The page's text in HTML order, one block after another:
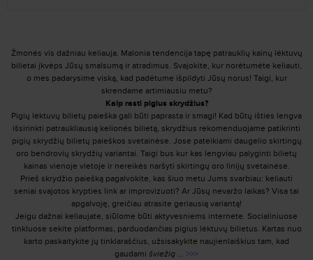
Žmonės vis dažniau keliauja. Malonia tendencija tapę patrauklių kainų lėktuvų
bilietai įkvėps Jūsų smalsumą ir atradimus. Svajokite, kur norėtumėte keliauti,
o mes padarysime viską, kad padėtume išpildyti Jūsų norus! Taigi, kur
skrendame artimiausiu metu?
Kaip rasti pigius skrydžius?
Pigių lėktuvų bilietų paieška gali būti paprasta ir smagi! Kad būtų išties lengva
išsirinkti patraukliausią kelionės bilietą, skrydžius rekomenduojame patikrinti
pigių skrydžių bilietų paieškos svetainėse. Jose pateikiami daugelio skirtingų
oro bendrovių skrydžių variantai. Taigi bus kur kas lengviau palyginti bilietų
kainas vienoje vietoje ir nereikės naršyti skirtingų oro linijų svetainėse.
Prieš skrydžio paiešką pagalvokite, kas šiuo metu Jums svarbiau: keliauti
seniai svajotos krypties link ar improvizuoti? Ar Jūsų nevaržo laikas? Visa tai
apgalvoję, greičiau atrasite geriausią variantą!
Jeigu dažnai keliaujate, siūlome būti aktyvesniems internete. Socialiniuose
tinkluose sekite platformas, parduodančias pigius lėktuvų bilietus. Kartas nuo
karto paskaitykite jų tinklaraščius, užsisakykite naujienlaiškius tam, kad
gaudami šviežią ... >>>